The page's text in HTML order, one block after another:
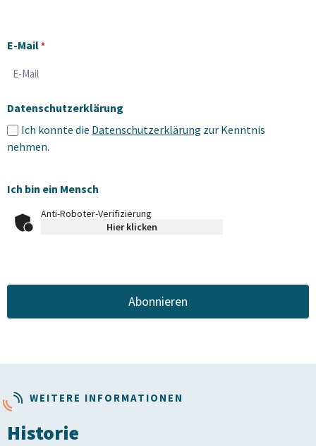
E-Mail*
Datenschutzerklärung
Ich konnte die Datenschutzerklärung zur Kenntnis
nehmen.
Ich bin ein Mensch
Anti-Roboter-Verifizierung
Hier klicken
WEITERE INFORMATIONEN
Historie